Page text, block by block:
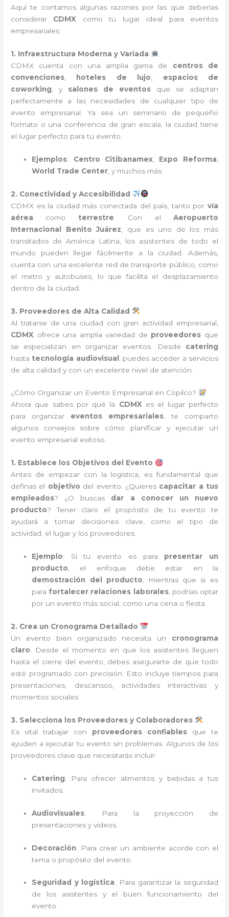
Aquí te contamos algunas razones por las que deberías
considerar CDMX como tu lugar ideal para eventos
empresariales:
1. Infraestructura Moderna y Variada
CDMX cuenta con una amplia gama de centros de
convenciones
hoteles de lujo
espacios de
coworking , y salones de eventos que se adaptan
perfectamente a las necesidades de cualquier tipo de
evento empresarial. Ya sea un seminario de pequeño
formato o una conferencia de gran escala, la ciudad tiene
el lugar perfecto para tu evento.
Ejemplos: Centro Citibanamex Expo Reforma
World Trade Center , y muchos más.
2. Conectividad y Accesibilidad
CDMX es la ciudad más conectada del país, tanto por vía
aérea como terrestre . Con el Aeropuerto
Internacional Benito Juárez , que es uno de los más
transitados de América Latina, los asistentes de todo el
mundo pueden llegar fácilmente a la ciudad. Además,
cuenta con una excelente red de transporte público, como
el metro y autobuses, lo que facilita el desplazamiento
dentro de la ciudad.
3. Proveedores de Alta Calidad
Al tratarse de una ciudad con gran actividad empresarial,
CDMX ofrece una amplia variedad de proveedores que
se especializan en organizar eventos. Desde catering
hasta tecnología audiovisual , puedes acceder a servicios
de alta calidad y con un excelente nivel de atención.
¿Cómo Organizar un Evento Empresarial en Copilco?
Ahora que sabes por qué la CDMXes el lugar perfecto
para organizar eventos empresariales, te comparto
algunos consejos sobre cómo planificar y ejecutar un
evento empresarial exitoso.
1. Establece los Objetivos del Evento
Antes de empezar con la logística, es fundamental que
definas el objetivo del evento. ¿Quieres capacitar a tus
empleados? ¿O buscas dar a conocer un nuevo
producto? Tener claro el propósito de tu evento te
ayudará a tomar decisiones clave, como el tipo de
actividad, el lugar y los proveedores.
Ejemplo: Si tu evento es para presentar un
producto , el enfoque debe estar en la
demostración del producto , mientras que si es
para fortalecer relaciones laborales, podrías optar
por un evento más social, como una cena o fiesta.
2. Crea un Cronograma Detallado
Un evento bien organizado necesita un cronograma
claro . Desde el momento en que los asistentes lleguen
hasta el cierre del evento, debes asegurarte de que todo
esté programado con precisión. Esto incluye tiempos para
presentaciones, descansos, actividades interactivas y
momentos sociales.
3. Selecciona los Proveedores y Colaboradores
Es vital trabajar con proveedores confiables que te
ayuden a ejecutar tu evento sin problemas. Algunos de los
proveedores clave que necesitarás incluir:
Catering: Para ofrecer alimentos y bebidas a tus
invitados.
Audiovisuales: Para la proyección de
presentaciones y videos.
Decoración: Para crear un ambiente acorde con el
tema o propósito del evento.
Seguridad y logística: Para garantizar la seguridad
de los asistentes y el buen funcionamiento del
evento.